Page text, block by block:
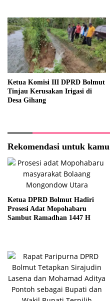
Ketua Komisi III DPRD Bolmut
Tinjau Kerusakan Irigasi di
Desa Gihang
Rekomendasi untuk kamu
Ketua DPRD Bolmut Hadiri
Prosesi Adat Mopohabaru
Sambut Ramadhan 1447 H